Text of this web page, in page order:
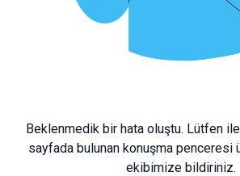
Beklenmedik bir hata oluştu. Lütfen
sayfada bulunan konuşma penceresi
ekibimize bildiriniz.